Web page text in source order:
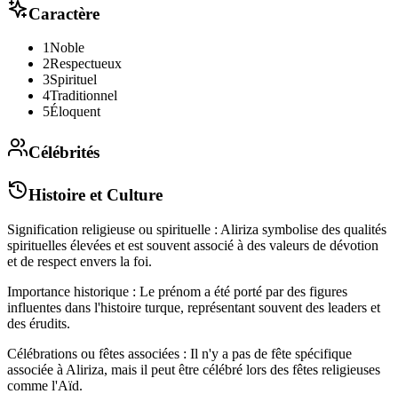
Caractère
1Noble
2Respectueux
3Spirituel
4Traditionnel
5Éloquent
Célébrités
Histoire et Culture
Signification religieuse ou spirituelle : Aliriza symbolise des qualités
spirituelles élevées et est souvent associé à des valeurs de dévotion
et de respect envers la foi.
Importance historique : Le prénom a été porté par des figures
influentes dans l'histoire turque, représentant souvent des leaders et
des érudits.
Célébrations ou fêtes associées : Il n'y a pas de fête spécifique
associée à Aliriza, mais il peut être célébré lors des fêtes religieuses
comme l'Aïd.